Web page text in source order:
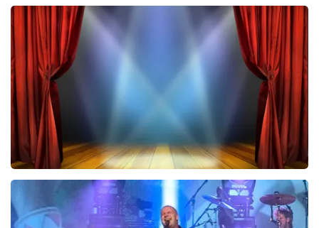
Vrienden Van Amstel Live
433 laatste 30 minuten
BESTEL NU
40 45 De Musical
420laatste 30 minuten